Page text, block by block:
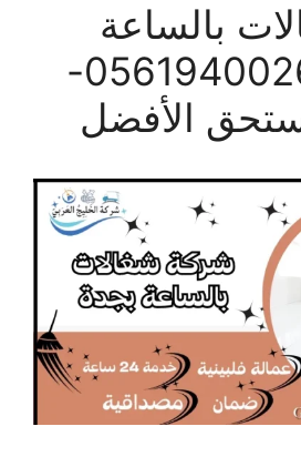
بالساعة
0561940026-
الأفضل